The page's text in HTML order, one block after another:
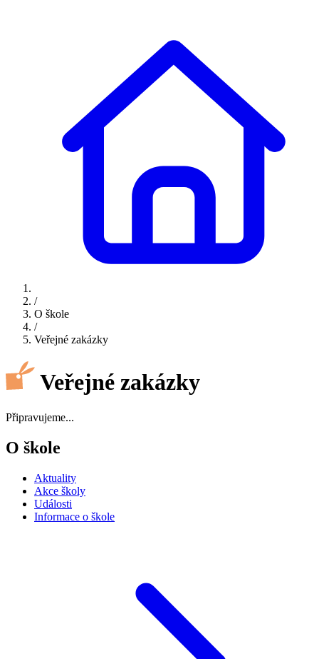
/
O škole
/
Veřejné zakázky
Veřejné zakázky
Připravujeme...
O škole
Aktuality
Akce školy
Události
Informace o škole